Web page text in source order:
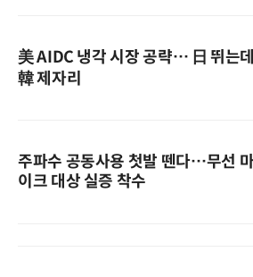
美 AIDC 냉각 시장 공략… 日 뛰는데
韓 제자리
주파수 공동사용 첫발 뗀다…무선
이크 대상 실증 착수